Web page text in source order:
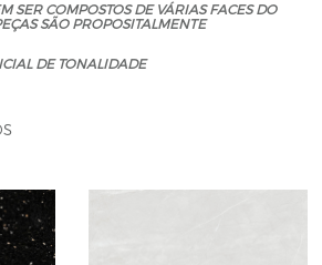
SER COMPOSTOS DE VÁRIAS FACES DO
SÃO PROPOSITALMENTE
DE TONALIDADE